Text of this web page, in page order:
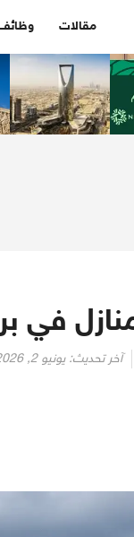
مقالات
في
آخر تحديث: يونيو 2, 2026